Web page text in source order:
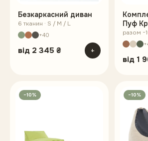
Безкаркасний диван
6 тканин · S / M / L
+40
від 2 345 ₴ +
Пуф
разом
від 1
−10% −10%